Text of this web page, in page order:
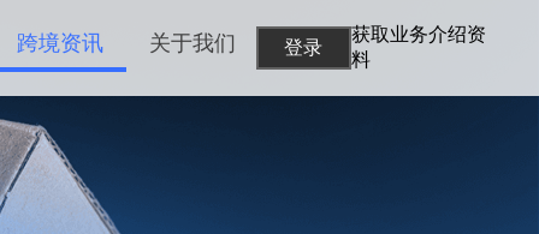
跨境资讯 关于我们 登录
获取业务介绍资
料